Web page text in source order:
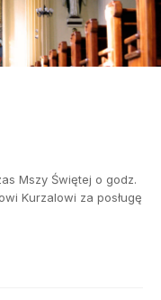
Mszy Świętej o godz.
Kurzalowi za posługę